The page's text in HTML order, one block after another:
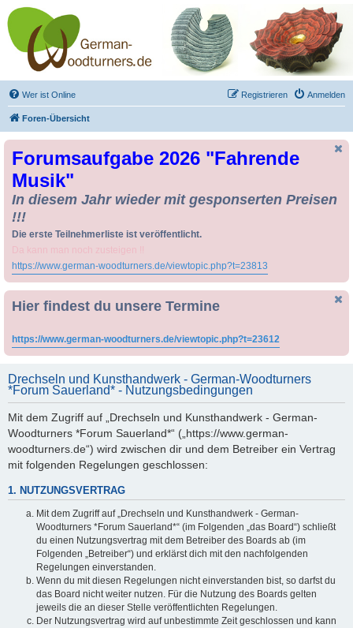
Drechseln und
Kunsthandwerk -
German-Woodturners
*Forum Sauerland*
Der Treffpunkt für Drechsler und Freunde des Kunsthandwerks
Wer ist Online Anmelden
Registrieren
Foren-Übersicht
Forumsaufgabe 2026 "Fahrende
Musik"
In diesem Jahr wieder mit gesponserten Preisen
!!!
Die erste Teilnehmerliste ist veröffentlicht.
Da kann man noch zusteigen !!
https://www.german-woodturners.de/viewtopic.php?t=23813
Hier findest du unsere Termine
https://www.german-woodturners.de/viewtopic.php?t=23612
Drechseln und Kunsthandwerk - German-Woodturners
*Forum Sauerland* - Nutzungsbedingungen
Mit dem Zugriff auf „Drechseln und Kunsthandwerk - German-
Woodturners *Forum Sauerland*“ („https://www.german-
woodturners.de“) wird zwischen dir und dem Betreiber ein Vertrag
mit folgenden Regelungen geschlossen:
1. NUTZUNGSVERTRAG
Mit dem Zugriff auf „Drechseln und Kunsthandwerk - German-
Woodturners *Forum Sauerland*“ (im Folgenden „das Board“) schließt
du einen Nutzungsvertrag mit dem Betreiber des Boards ab (im
Folgenden „Betreiber“) und erklärst dich mit den nachfolgenden
Regelungen einverstanden.
Wenn du mit diesen Regelungen nicht einverstanden bist, so darfst du
das Board nicht weiter nutzen. Für die Nutzung des Boards gelten
jeweils die an dieser Stelle veröffentlichten Regelungen.
Der Nutzungsvertrag wird auf unbestimmte Zeit geschlossen und kann